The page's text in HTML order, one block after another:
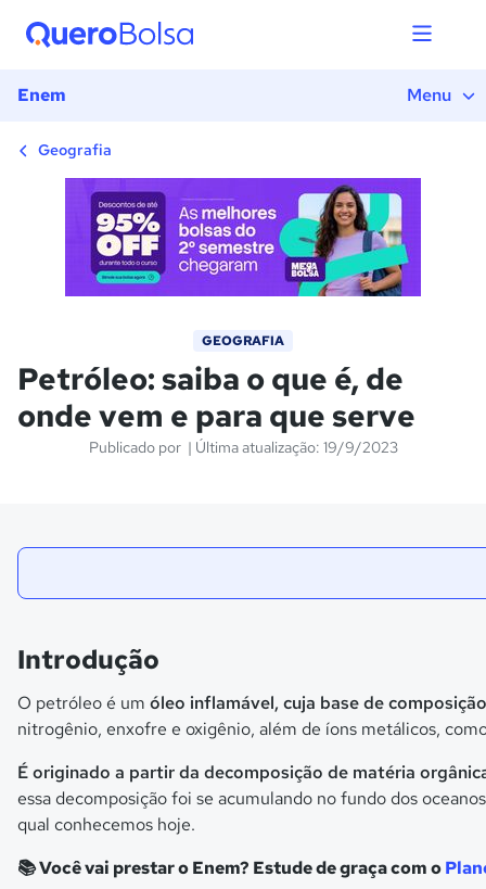
Enem Menu
Geografia
GEOGRAFIA
Petróleo: saiba o que é, de
onde vem e para que serve
Publicado por | Última atualização: 19/9/2023
3) Como o petróleo é
7) Reserva e consumo
8) Para que serve o
9) Como o petróleo é
10) Os maiores
Ver mais
Introdução
O petróleo é um óleo inflamável, cuja base de
nitrogênio, enxofre e oxigênio, além de íons metálicos,
É originado a partir da decomposição de matéria
essa decomposição foi se acumulando no fundo dos
qual conhecemos hoje.
📚 Você vai prestar o Enem? Estude de graça com o